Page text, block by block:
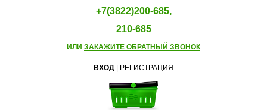
+7(3822)200-685,
210-685
ИЛИ ЗАКАЖИТЕ ОБРАТНЫЙ ЗВОНОК
ВХОД РЕГИСТРАЦИЯ